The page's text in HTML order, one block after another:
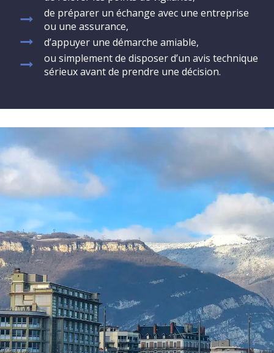
de préparer un échange avec une entreprise
ou une assurance,
d’appuyer une démarche amiable,
ou simplement de disposer d’un avis technique
sérieux avant de prendre une décision.